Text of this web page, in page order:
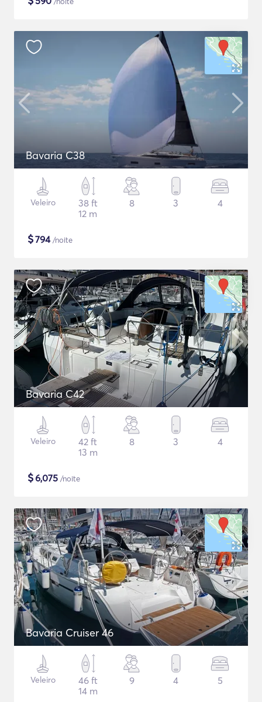
Bavaria C38
Veleiro
38 ft
12 m
8 3 4
$794/noite
Bavaria C42
Veleiro
42 ft
13 m
8 3 4
$6,075 /noite
Bavaria Cruiser 46
Veleiro
46 ft
14 m
9 4 5